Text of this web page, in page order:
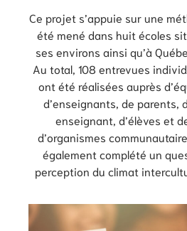
Ce projet s’appuie sur une
été mené dans huit écoles
ses environs ainsi qu’à
Au total, 108 entrevues
ont été réalisées auprès
d’enseignants, de parents,
enseignant, d’élèves et
d’organismes
également complété un
perception du climat